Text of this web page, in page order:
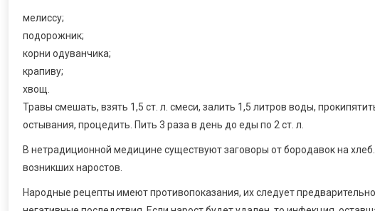
мелиссу;
подорожник;
корни одуванчика;
крапиву;
хвощ.
Травы смешать, взять 1,5 ст. л. смеси, залить 1,5 литров воды,
остывания, процедить. Пить 3 раза в день до еды по 2 ст. л.
В нетрадиционной медицине существуют заговоры от бородавок на
возникших наростов.
Народные рецепты имеют противопоказания, их следует